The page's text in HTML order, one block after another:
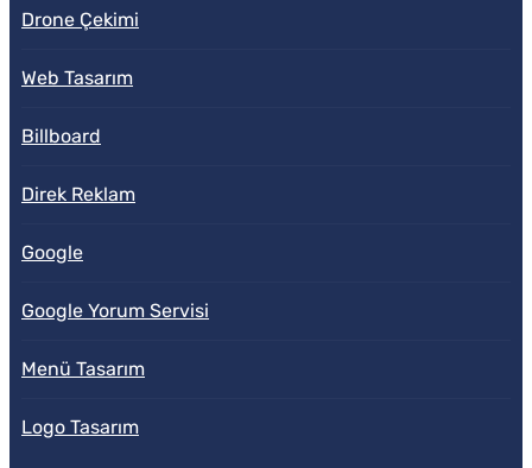
Drone Çekimi
Web Tasarım
Billboard
Direk Reklam
Google
Google Yorum Servisi
Menü Tasarım
Logo Tasarım